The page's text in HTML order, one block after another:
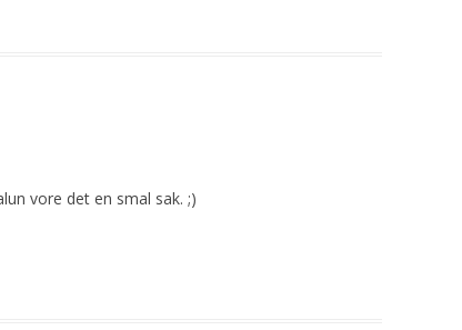
vore det en smal sak. ;)